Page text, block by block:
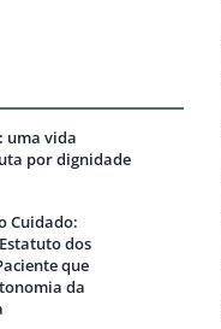
uma vida
por dignidade
Cuidado:
dos
que
da